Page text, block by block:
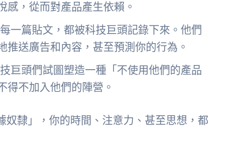
感，從而對產品產生依賴。
一篇貼文，都被科技巨頭記錄下來。他們
送廣告和內容，甚至預測你的行為。
巨頭們試圖塑造一種「不使用他們的產品
得不加入他們的陣營。
隸」，你的時間、注意力、甚至思想，都